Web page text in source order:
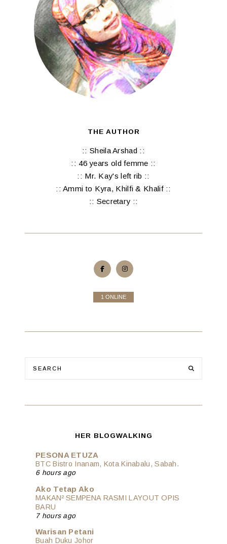
THE AUTHOR
:: Sheila Arshad ::
:: 46 years old femme ::
:: Mr. Kay's left rib ::
:: Ammi to Kyra, Khilfi & Khalif ::
:: Secretary ::
1 ONLINE
HER BLOGWALKING
PESONA ETUZA
BTC Bistro Inanam, Kota Kinabalu, Sabah.
6 hours ago
Ako Tetap Ako
MAKAN² SEMPENA RASMI LAYOUT OPIS
BARU
7 hours ago
Warisan Petani
Buah Duku Johor